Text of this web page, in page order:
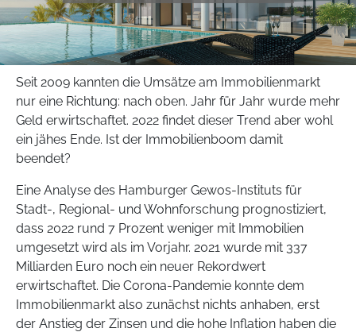
Seit 2009 kannten die Umsätze am Immobilienmarkt
nur eine Richtung: nach oben. Jahr für Jahr wurde mehr
Geld erwirtschaftet. 2022 findet dieser Trend aber wohl
ein jähes Ende. Ist der Immobilienboom damit
beendet?
Eine Analyse des Hamburger Gewos-Instituts für
Stadt-, Regional- und Wohnforschung prognostiziert,
dass 2022 rund 7 Prozent weniger mit Immobilien
umgesetzt wird als im Vorjahr. 2021 wurde mit 337
Milliarden Euro noch ein neuer Rekordwert
erwirtschaftet. Die Corona-Pandemie konnte dem
Immobilienmarkt also zunächst nichts anhaben, erst
der Anstieg der Zinsen und die hohe Inflation haben die